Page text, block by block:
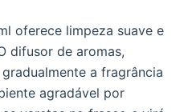
oferece limpeza suave e
difusor de aromas,
a fragrância
agradável por